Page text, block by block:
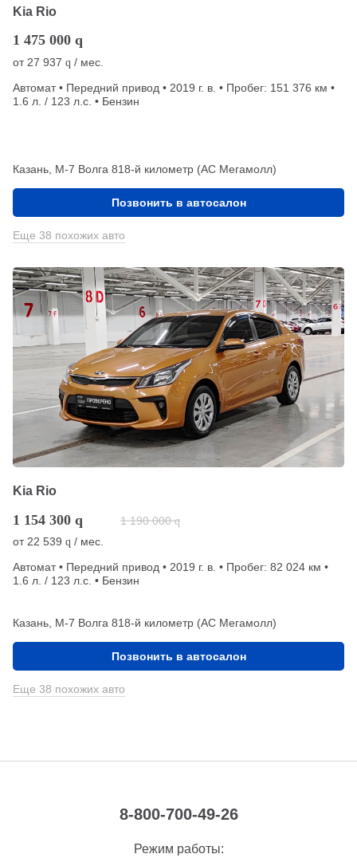
Kia Rio
1 475 000 q
от 27 937 q / мес.
Автомат • Передний привод • 2019 г. в. • Пробег: 151 376 км •
1.6 л. / 123 л.с. • Бензин
Казань, М-7 Волга 818-й километр (АС Мегамолл)
Позвонить в автосалон
Еще 38 похожих авто
Kia Rio
1 154 300 q 1 190 000 q
от 22 539 q / мес.
Автомат • Передний привод • 2019 г. в. • Пробег: 82 024 км •
1.6 л. / 123 л.с. • Бензин
Казань, М-7 Волга 818-й километр (АС Мегамолл)
Позвонить в автосалон
Еще 38 похожих авто
8-800-700-49-26
Режим работы: